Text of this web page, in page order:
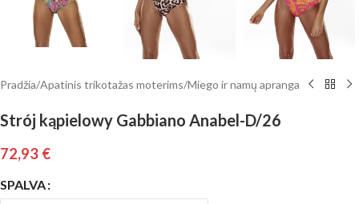
Pradžia/Apatinis trikotažas moterims/Miego ir namų apranga
Strój kąpielowy Gabbiano Anabel-D/26
72,93 €
SPALVA